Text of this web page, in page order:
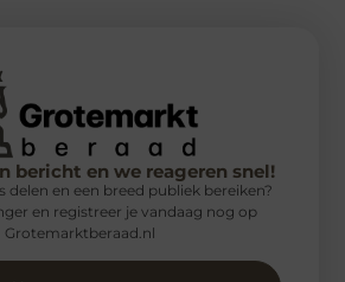
bericht en we reageren snel!
delen en een breed publiek bereiken?
en registreer je vandaag nog op
Grotemarktberaad.nl